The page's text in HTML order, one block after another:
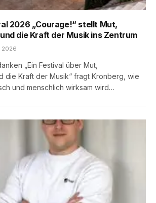
2026 „Courage!“ stellt Mut,
die Kraft der Musik ins Zentrum
2026
„Ein Festival über Mut,
die Kraft der Musik“ fragt Kronberg, wie
und menschlich wirksam wird…